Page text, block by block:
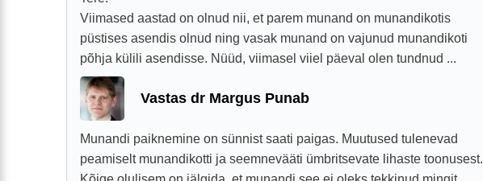
Viimased aastad on olnud nii, et parem munand on munandikotis
püstises asendis olnud ning vasak munand on vajunud munandikoti
põhja külili asendisse. Nüüd, viimasel viiel päeval olen tundnud ...
Vastas dr Margus Punab
Munandi paiknemine on sünnist saati paigas. Muutused tulenevad
peamiselt munandikotti ja seemnevääti ümbritsevate lihaste toonusest.